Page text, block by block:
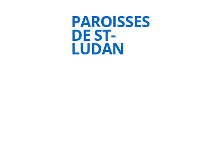
PAROISSES
DE ST-
LUDAN